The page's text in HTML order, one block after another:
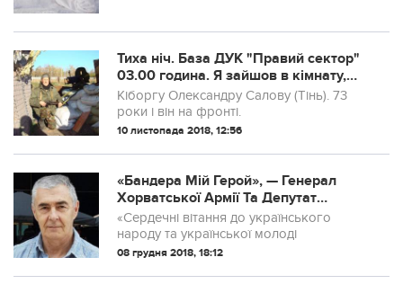
Тиха ніч. База ДУК "Правий сектор"
03.00 година. Я зайшов в кімнату,
там спали двоє людей..
Кіборгу Олександру Салову (Тінь). 73
роки і він на фронті.
10 листопада 2018, 12:56
«Бандера Мій Герой», — Генерал
Хорватської Армії Та Депутат
Парламенту Хорватії Особливо
Підкреслив Українську Боротьбу За
Самовизначення
«Сердечні вітання до українського
народу та української молоді
08 грудня 2018, 18:12